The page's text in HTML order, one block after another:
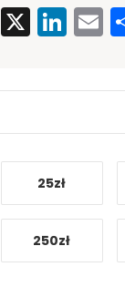
X
25zł
250zł